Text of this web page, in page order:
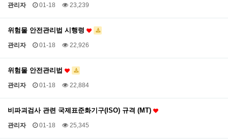
관리자 01-18 23,239
위험물 안전관리법 시행령
관리자 01-18 22,926
위험물 안전관리법
관리자 01-18 22,884
비파괴검사 관련 국제표준화기구(ISO) 규격 (MT)
관리자 01-18 25,345